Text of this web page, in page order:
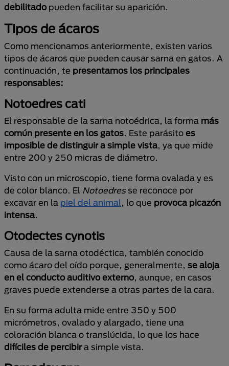
debilitado pueden facilitar su aparición.
Tipos de ácaros
Como mencionamos anteriormente, existen varios
tipos de ácaros que pueden causar sarna en gatos. A
continuación, te presentamos los principales
responsables:
Notoedres cati
El responsable de la sarna notoédrica, la forma más
común presente en los gatos. Este parásito es
imposible de distinguir a simple vista, ya que mide
entre 200 y 250 micras de diámetro.
Visto con un microscopio, tiene forma ovalada y es
de color blanco. El Notoedresse reconoce por
excavar en la piel del animal, lo que provoca picazón
intensa.
Otodectes cynotis
Causa de la sarna otodéctica, también conocido
como ácaro del oído porque, generalmente, se aloja
en el conducto auditivo externo, aunque, en casos
graves puede extenderse a otras partes de la cara.
En su forma adulta mide entre 350 y 500
micrómetros, ovalado y alargado, tiene una
coloración blanca o translúcida, lo que los hace
difíciles de percibira simple vista.